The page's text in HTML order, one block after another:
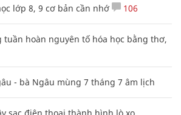
lớp 8, 9 cơ bản cần nhớ 106
tuần hoàn nguyên tố hóa học bằng thơ,
- bà Ngâu mùng 7 tháng 7 âm lịch
sạc điện thoại thành hình lò xo